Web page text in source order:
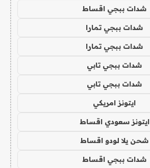
شدات ببجي اقساط
شدات ببجي تمارا
شدات ببجي تمارا
شدات ببجي تابي
شدات ببجي تابي
ايتونز امريكي
ايتونز سعودي اقساط
شحن يلا لودو اقساط
شدات ببجي اقساط